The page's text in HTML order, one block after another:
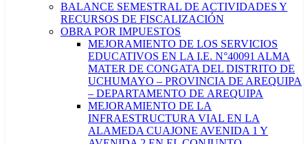
BALANCE SEMESTRAL DE ACTIVIDADES Y
RECURSOS DE FISCALIZACIÓN
OBRA POR IMPUESTOS
MEJORAMIENTO DE LOS SERVICIOS
EDUCATIVOS EN LA I.E. N°40091 ALMA
MATER DE CONGATA DEL DISTRITO DE
UCHUMAYO – PROVINCIA DE AREQUIPA
– DEPARTAMENTO DE AREQUIPA
MEJORAMIENTO DE LA
INFRAESTRUCTURA VIAL EN LA
ALAMEDA CUAJONE AVENIDA 1 Y